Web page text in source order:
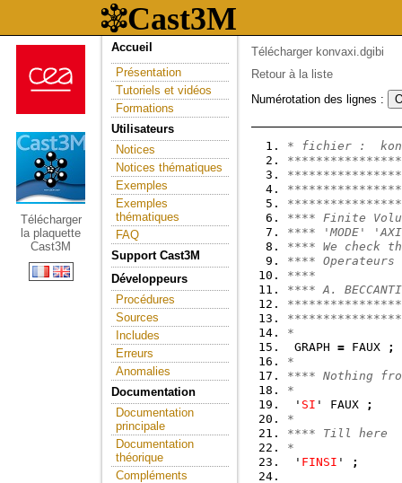
Télécharger
la plaquette
Cast3M
Accueil
Présentation
Tutoriels et vidéos
Formations
Utilisateurs
Notices
Notices thématiques
Exemples
Exemples
thématiques
FAQ
Support Cast3M
Développeurs
Procédures
Sources
Includes
Erreurs
Anomalies
Documentation
Documentation
principale
Documentation
théorique
Compléments
Télécharger konvaxi.dgibi
Retour à la liste
Numérotation des lignes :
* fichier :
**** Finite
****
**** We check
****
****
**** A.
*
GRAPH = FAUX
;
*
**** Nothing
*
' SI ' FAUX
;
*
**** Till here
*
' FINSI ' ;